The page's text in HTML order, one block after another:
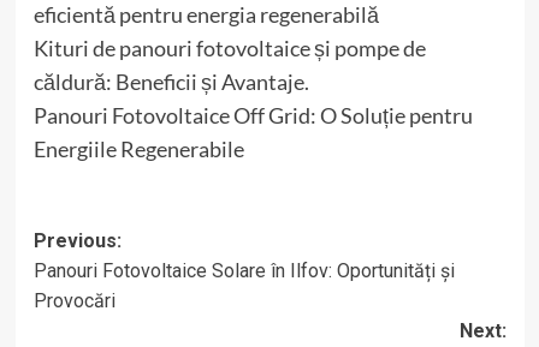
eficientă pentru energia regenerabilă
Kituri de panouri fotovoltaice și pompe de
căldură: Beneficii și Avantaje.
Panouri Fotovoltaice Off Grid: O Soluție pentru
Energiile Regenerabile
Post
navigation
Previous:
Panouri Fotovoltaice Solare în Ilfov: Oportunități și
Provocări
Next: